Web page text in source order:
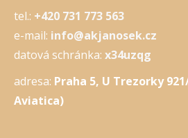
tel.: +420 731 773 563
e-mail: info@akjanosek.cz
datová schránka: x34uzqg
adresa: Praha 5, U Trezorky
Aviatica)